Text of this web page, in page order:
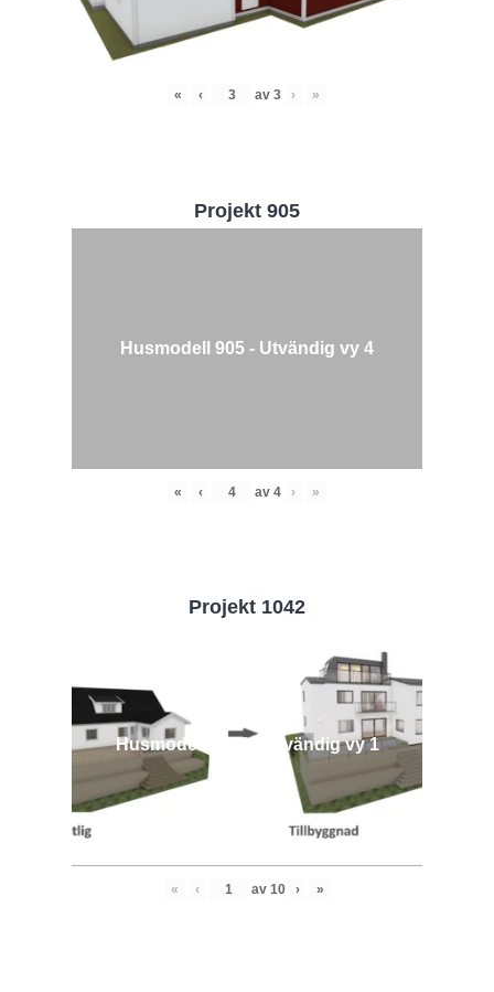
« ‹ av 3 › »
Projekt 905
Husmodell 905 - Utvändig vy 4
« ‹ av 4 › »
Projekt 1042
Husmodell 1042 - Utvändig vy 1
« ‹ av 10 › »